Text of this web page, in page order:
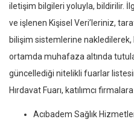
iletişim bilgileri yoluyla, bildirilir.
ve işlenen Kişisel Veri’leriniz,
bilişim sistemlerine
ortamda muhafaza altında
güncellediği nitelikli fuarlar
Hırdavat Fuarı, katılımcı
Acıbadem Sağlık